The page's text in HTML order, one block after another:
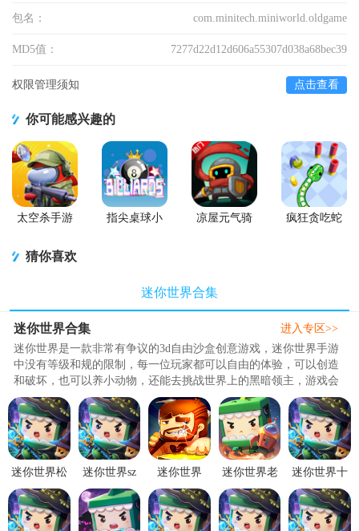
包名： com.minitech.miniworld.oldgame
MD5值： 7277d22d12d606a55307d038a68bec39
权限管理须知 点击查看
你可能感兴趣的
太空杀手游
指尖桌球小
凉屋元气骑
疯狂贪吃蛇
猜你喜欢
迷你世界合集
迷你世界合集
迷你世界是一款非常有争议的3d自由沙盒创意游戏，迷你世界手游
中没有等级和规的限制，每一位玩家都可以自由的体验，可以创造
和破坏，也可以养小动物，还能去挑战世界上的黑暗领主，游戏会
定期上新新的功能和玩法，体..
进入专区>>
迷你世界松
纸老版本
v1.57.0 手机
版
迷你世界sz
版2026最新
版v1.57.0 官
方版
迷你世界
0.20.8旧版
本0.20.8 旧
版本
迷你世界老
版本0.30.15
老版本
迷你世界十
周年版
v1.57.0 最新
版